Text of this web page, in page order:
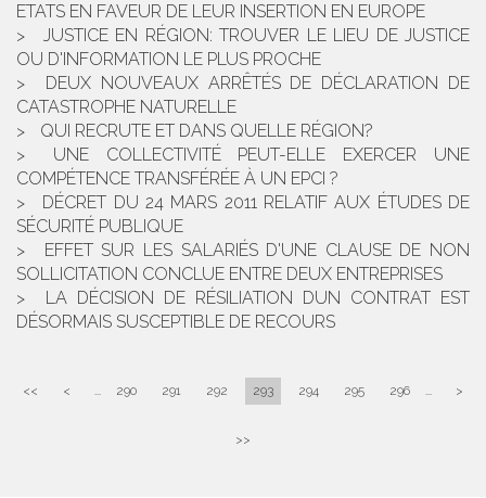
ETATS EN FAVEUR DE LEUR INSERTION EN EUROPE
JUSTICE EN RÉGION: TROUVER LE LIEU DE JUSTICE
OU D'INFORMATION LE PLUS PROCHE
DEUX NOUVEAUX ARRÊTÉS DE DÉCLARATION DE
CATASTROPHE NATURELLE
QUI RECRUTE ET DANS QUELLE RÉGION?
UNE COLLECTIVITÉ PEUT-ELLE EXERCER UNE
COMPÉTENCE TRANSFÉRÉE À UN EPCI ?
DÉCRET DU 24 MARS 2011 RELATIF AUX ÉTUDES DE
SÉCURITÉ PUBLIQUE
EFFET SUR LES SALARIÉS D'UNE CLAUSE DE NON
SOLLICITATION CONCLUE ENTRE DEUX ENTREPRISES
LA DÉCISION DE RÉSILIATION DUN CONTRAT EST
DÉSORMAIS SUSCEPTIBLE DE RECOURS
<< < ... 290 291 292 293 294 295 296 ... >
>>